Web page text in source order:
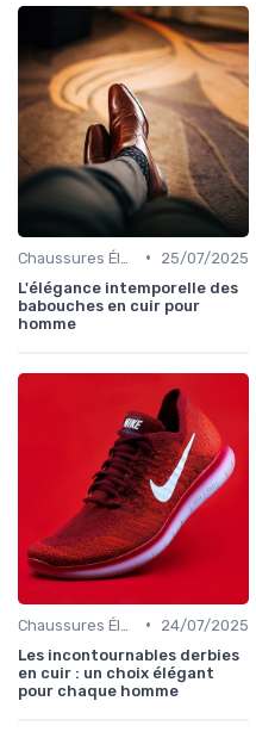
•
25/07/2025
L'élégance intemporelle des
babouches en cuir pour
homme
•
24/07/2025
Les incontournables derbies
en cuir : un choix élégant
pour chaque homme